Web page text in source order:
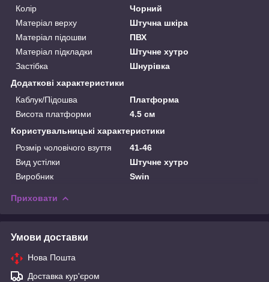
Колір
Чорний
Матеріал верху
Штучна шкіра
Матеріал підошви
ПВХ
Матеріал підкладки
Штучне хутро
Застібка
Шнурівка
Додаткові характеристики
Каблук/Підошва
Платформа
Висота платформи
4.5 см
Користувальницькі характеристики
Розмір чоловічого взуття
41-46
Вид устілки
Штучне хутро
Виробник
Swin
Приховати
Умови доставки
Нова Пошта
Доставка кур'єром